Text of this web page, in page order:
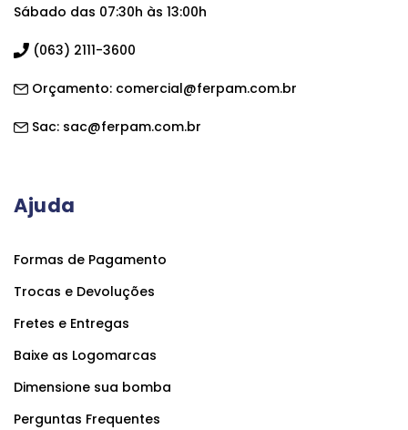
Sábado das 07:30h às 13:00h
(063) 2111-3600
Orçamento: comercial@ferpam.com.br
Sac: sac@ferpam.com.br
Ajuda
Formas de Pagamento
Trocas e Devoluções
Fretes e Entregas
Baixe as Logomarcas
Dimensione sua bomba
Perguntas Frequentes